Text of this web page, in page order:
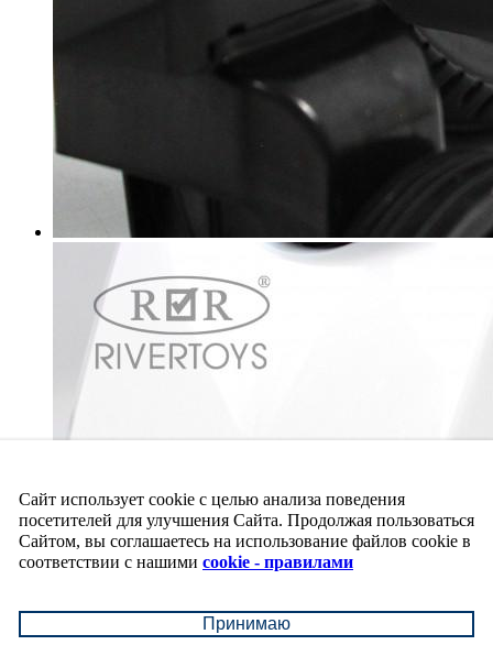
Сайт использует cookie с целью анализа поведения
посетителей для улучшения Сайта. Продолжая пользоваться
Сайтом, вы соглашаетесь на использование файлов cookie в
соответствии с нашими cookie - правилами
Принимаю